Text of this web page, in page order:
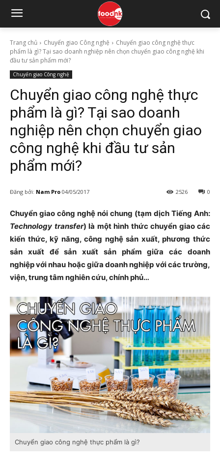
Trang chủ Chuyển giao Công nghệ
Chuyển giao công nghệ thực
phẩm là gì? Tại sao doanh nghiệp nên chọn chuyển giao công nghệ khi
đầu tư sản phẩm mới?
Chuyển giao Công nghệ
Chuyển giao công nghệ thực
phẩm là gì? Tại sao doanh
nghiệp nên chọn chuyển giao
công nghệ khi đầu tư sản
phẩm mới?
Đăng bởi: Nam Pro 04/05/2017 0
2526
Chuyển giao công nghệ nói chung (tạm dịch Tiếng Anh:
Technology transfer) là một hình thức chuyển giao các
kiến thức, kỹ năng, công nghệ sản xuất, phương thức
sản xuất để sản xuất sản phẩm giữa các doanh
nghiệp với nhau hoặc giữa doanh nghiệp với các trường,
viện, trung tâm nghiên cứu, chính phủ…
Chuyển giao công nghệ thực phẩm là gì?